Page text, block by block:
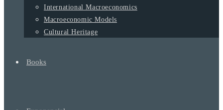
International Macroeconomics
Macroeconomic Models
Cultural Heritage
Books